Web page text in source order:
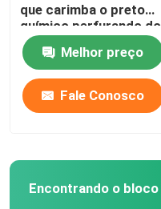
que carimba o preto
químico perfurando do
perfurador
Melhor preço
Fale Conosco
Encontrando o bloco